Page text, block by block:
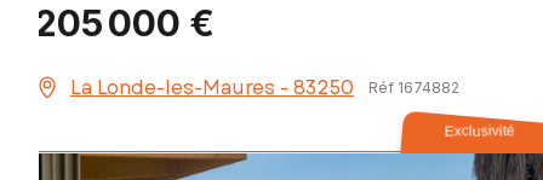
205 000 €
La Londe-les-Maures - 83250 Réf 1674882
Exclusivité